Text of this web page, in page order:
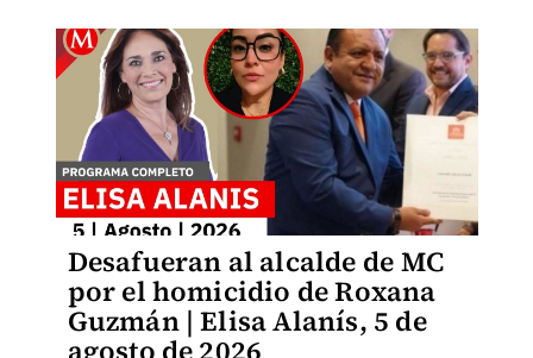
Desafueran al alcalde de MC
por el homicidio de Roxana
Guzmán | Elisa Alanís, 5 de